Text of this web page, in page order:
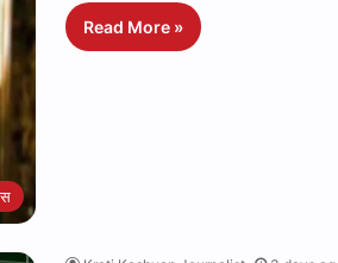
Read More »